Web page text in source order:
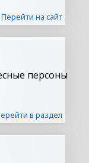
Перейти на сайт
персоны
в раздел